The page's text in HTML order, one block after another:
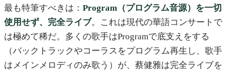
最も特筆すべきは： Program（プログラム音源）を一切
使用せず、完全ライブ。これは現代の華語コンサートで
は極めて稀だ。多くの歌手はProgramで底支えをする
（バックトラックやコーラスをプログラム再生し、歌手
はメインメロディのみ歌う）が、蔡健雅は完全ライブを